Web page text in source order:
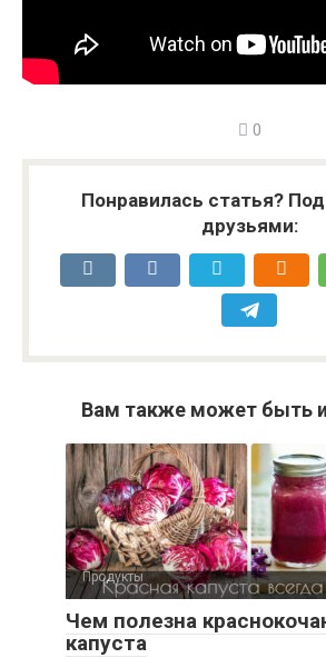
0
Понравилась статья?
друзьями:
Вам также может быть
Продукты
Чем полезна
капуста